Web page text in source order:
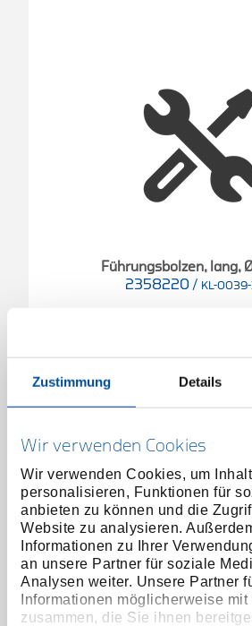
Zustimmung Details
Wir verwenden Cookies
Wir verwenden Cookies, um
personalisieren, Funktionen für
anbieten zu können und die
Website zu analysieren.
Informationen zu Ihrer
an unsere Partner für soziale
Analysen weiter. Unsere Partner
Informationen möglicherweise mit
zusammen, die Sie ihnen
Führungsbolzen, lang,
2358220 / KL-0039-